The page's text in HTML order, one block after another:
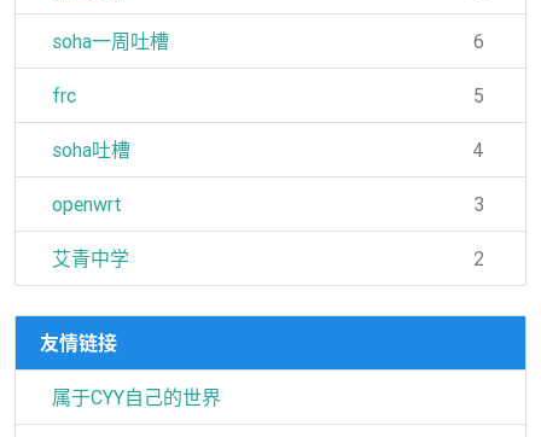
soha一周吐槽 6
frc 5
soha吐槽 4
openwrt 3
艾青中学 2
友情链接
属于CYY自己的世界